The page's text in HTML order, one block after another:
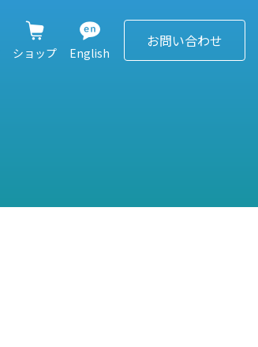
ショップ English
お問い合わせ